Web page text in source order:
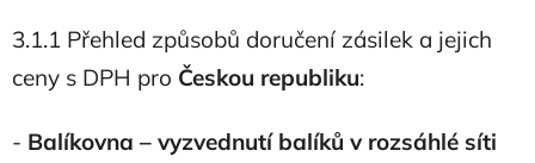
3.1.1 Přehled způsobů doručení zásilek a jejich
ceny s DPH pro Českou republiku:
- Balíkovna – vyzvednutí balíků v rozsáhlé síti